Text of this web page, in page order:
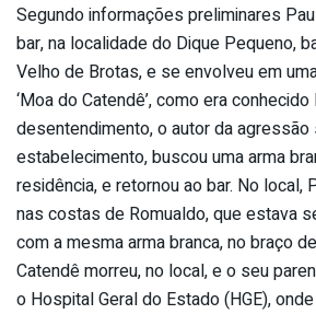
Segundo informações preliminares
bar, na localidade do Dique Pequeno,
Velho de Brotas, e se envolveu em
‘Moa do Catendê’, como era
desentendimento, o autor da agressão
estabelecimento, buscou uma arma
residência, e retornou ao bar. No local,
nas costas de Romualdo, que estava
com a mesma arma branca, no braço
Catendê morreu, no local, e o seu
o Hospital Geral do Estado (HGE),